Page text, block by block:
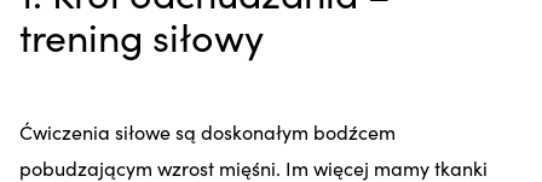
trening siłowy
Ćwiczenia siłowe są doskonałym bodźcem
pobudzającym wzrost mięśni. Im więcej mamy tkanki